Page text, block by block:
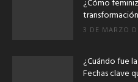
¿Cómo
3 DE MARZO
¿Cuándo fue
Fechas clave